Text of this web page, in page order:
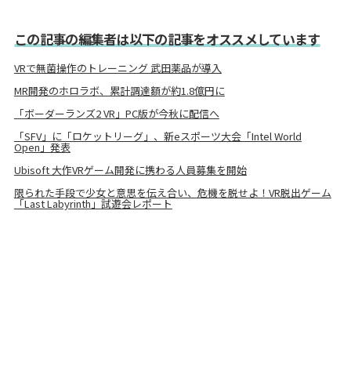
この記事の編集者は以下の記事をオススメしています
VRで無菌操作のトレーニング 武田薬品が導入
MR開発のホロラボ、累計調達額が約1.8億円に
「ボーダーランズ2 VR」PC版が今秋に配信へ
「SFV」に「ロケットリーグ」、新eスポーツ大会「Intel World
Open」発表
Ubisoft 大作VRゲーム開発に携わる人員募集を開始
限られた手段で少女と意思を伝え合い、危機を脱せよ！VR脱出ゲーム
「Last Labyrinth」試遊会レポート